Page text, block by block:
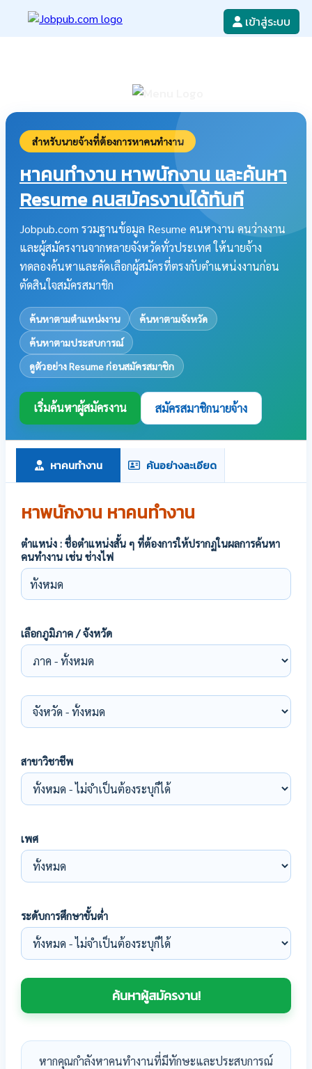
เข้าสู่ระบบ
สำหรับนายจ้างที่ต้องการหาคนทำงาน
หาคนทำงาน หาพนักงาน และค้นหา
Resume คนสมัครงานได้ทันที
Jobpub.com รวมฐานข้อมูล Resume คนหางาน คนว่างงาน
และผู้สมัครงานจากหลายจังหวัดทั่วประเทศ ให้นายจ้าง
ทดลองค้นหาและคัดเลือกผู้สมัครที่ตรงกับตำแหน่งงานก่อน
ตัดสินใจสมัครสมาชิก
ค้นหาตามตำแหน่งงาน
ค้นหาตามจังหวัด
ค้นหาตามประสบการณ์
ดูตัวอย่าง Resume ก่อนสมัครสมาชิก
เริ่มค้นหาผู้สมัครงาน สมัครสมาชิกนายจ้าง
หาคนทำงาน ค้นอย่างละเอียด
หาพนักงาน หาคนทำงาน
ตำแหน่ง : ชื่อตำแหน่งสั้น ๆ ที่ต้องการให้ปรากฏในผลการค้นหา
คนทำงาน เช่น ช่างไฟ
เลือกภูมิภาค / จังหวัด
สาขาวิชาชีพ
เพศ
ระดับการศึกษาขั้นต่ำ
หากคุณกำลังหาคนทำงานที่มีทักษะและประสบการณ์